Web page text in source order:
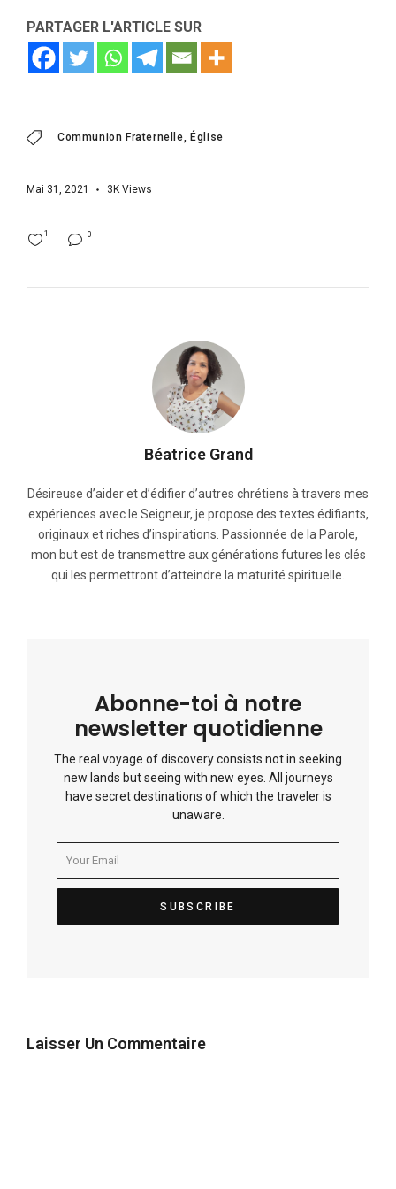
PARTAGER L'ARTICLE SUR
Communion Fraternelle Église
Mai 31, 2021 3K Views
0
1
Béatrice Grand
Désireuse d’aider et d’édifier d’autres chrétiens à travers mes
expériences avec le Seigneur, je propose des textes édifiants,
originaux et riches d’inspirations. Passionnée de la Parole,
mon but est de transmettre aux générations futures les clés
qui les permettront d’atteindre la maturité spirituelle.
Abonne-toi à notre
newsletter quotidienne
The real voyage of discovery consists not in seeking
new lands but seeing with new eyes. All journeys
have secret destinations of which the traveler is
unaware.
Laisser Un Commentaire